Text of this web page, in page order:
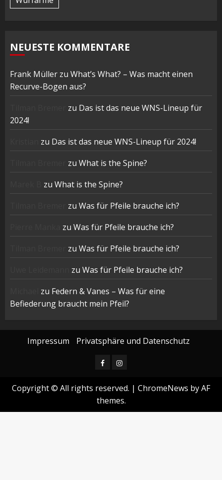
NEUESTE KOMMENTARE
Frank Müller zu What’s What? – Was macht einen
Recurve-Bogen aus?
zu Das ist das neue WNS-Lineup für
2024!
zu Das ist das neue WNS-Lineup für 2024!
zu What is the Spine?
zu What is the Spine?
zu Was für Pfeile brauche ich?
zu Was für Pfeile brauche ich?
zu Was für Pfeile brauche ich?
zu Was für Pfeile brauche ich?
zu Federn & Vanes – Was für eine
Befiederung braucht mein Pfeil?
Impressum Privatsphäre und Datenschutz
FacebookInstagram
Copyright © All rights reserved. | ChromeNews by AF
themes.